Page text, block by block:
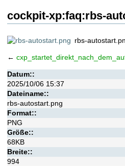
cockpit-xp:faq:rbs-
rbs-
←
Datum::
2025/10/06 15:37
Dateiname::
rbs-autostart.png
Format::
PNG
Größe::
68KB
Breite::
994